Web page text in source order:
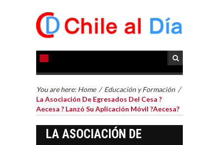
You are here: Home / Educación y Formación /
La Asociación De Egresados Del Cesa ?
Aecesa ? Lanzó Su Aplicación Móvil ?Aecesa?
LA ASOCIACIÓN DE